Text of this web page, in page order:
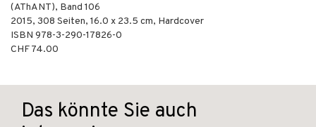
(AThANT), Band 106
2015, 308 Seiten, 16.0 x 23.5 cm, Hardcover
ISBN 978-3-290-17826-0
CHF 74.00
Das könnte Sie auch